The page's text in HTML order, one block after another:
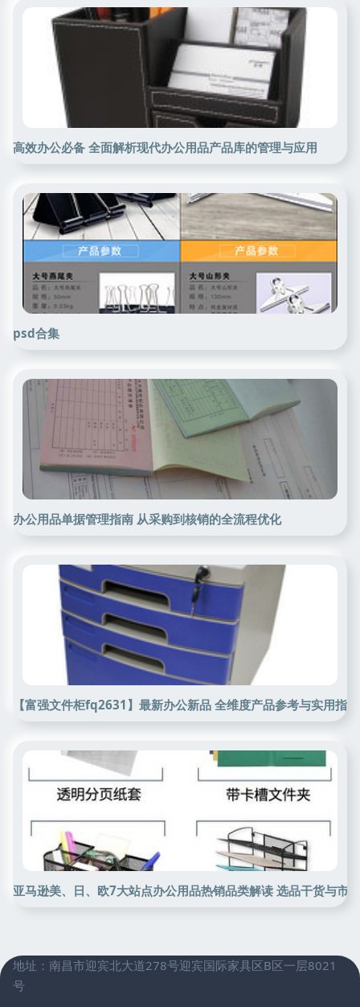
高效办公必备 全面解析现代办公用品产品库的管理与应用
psd合集
办公用品单据管理指南 从采购到核销的全流程优化
【富强文件柜fq2631】最新办公新品 全维度产品参考与实用指南
亚马逊美、日、欧7大站点办公用品热销品类解读 选品干货与市
地址：南昌市迎宾北大道278号迎宾国际家具区B区一层8021
号